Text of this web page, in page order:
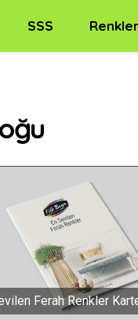
SSS
Ferah Renkler